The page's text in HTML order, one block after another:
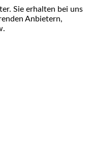
Sie erhalten bei uns
Anbietern,